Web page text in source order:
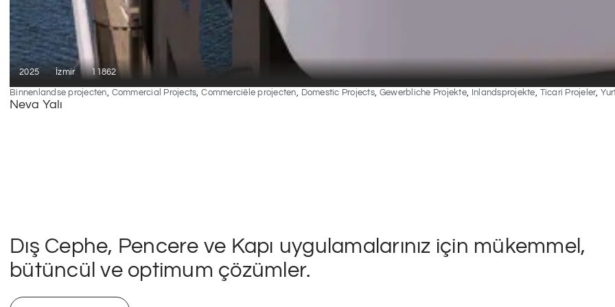
2025 İzmir 11862
Binnenlandse projecten, Commercial Projects, Commerciële projecten, Domestic Projects, Gewerbliche Projekte, Inlandsprojekte, Ticari Projeler,
Neva Yalı
Dış Cephe, Pencere ve Kapı uygulamalarınız için mükemmel,
bütüncül ve optimum çözümler.